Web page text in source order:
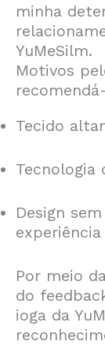
minha
YuMeSilm.
Motivos
Tecido
Tecnologia
Design
Por meio
do
ioga da